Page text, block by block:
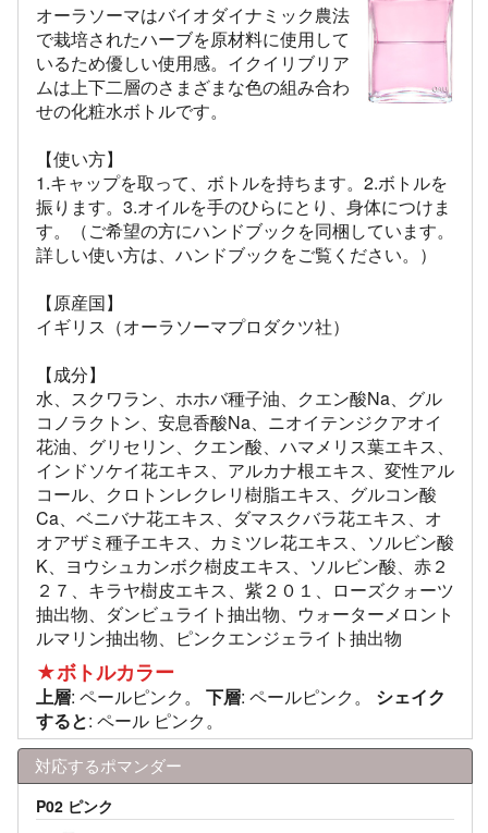
オーラソーマはバイオダイナミック農法
で栽培されたハーブを原材料に使用して
いるため優しい使用感。イクイリブリア
ムは上下二層のさまざまな色の組み合わ
せの化粧水ボトルです。
【使い方】
1.キャップを取って、ボトルを持ちます。2.ボトルを
振ります。3.オイルを手のひらにとり、身体につけま
す。（ご希望の方にハンドブックを同梱しています。
詳しい使い方は、ハンドブックをご覧ください。）
【原産国】
イギリス（オーラソーマプロダクツ社）
【成分】
水、スクワラン、ホホバ種子油、クエン酸Na、グル
コノラクトン、安息香酸Na、ニオイテンジクアオイ
花油、グリセリン、クエン酸、ハマメリス葉エキス、
インドソケイ花エキス、アルカナ根エキス、変性アル
コール、クロトンレクレリ樹脂エキス、グルコン酸
Ca、ベニバナ花エキス、ダマスクバラ花エキス、オ
オアザミ種子エキス、カミツレ花エキス、ソルビン酸
K、ヨウシュカンボク樹皮エキス、ソルビン酸、赤２
２７、キラヤ樹皮エキス、紫２０１、ローズクォーツ
抽出物、ダンビュライト抽出物、ウォーターメロント
ルマリン抽出物、ピンクエンジェライト抽出物
★ボトルカラー
上層: ペールピンク。 下層: ペールピンク。 シェイク
すると: ペール ピンク。
対応するポマンダー
P02 ピンク